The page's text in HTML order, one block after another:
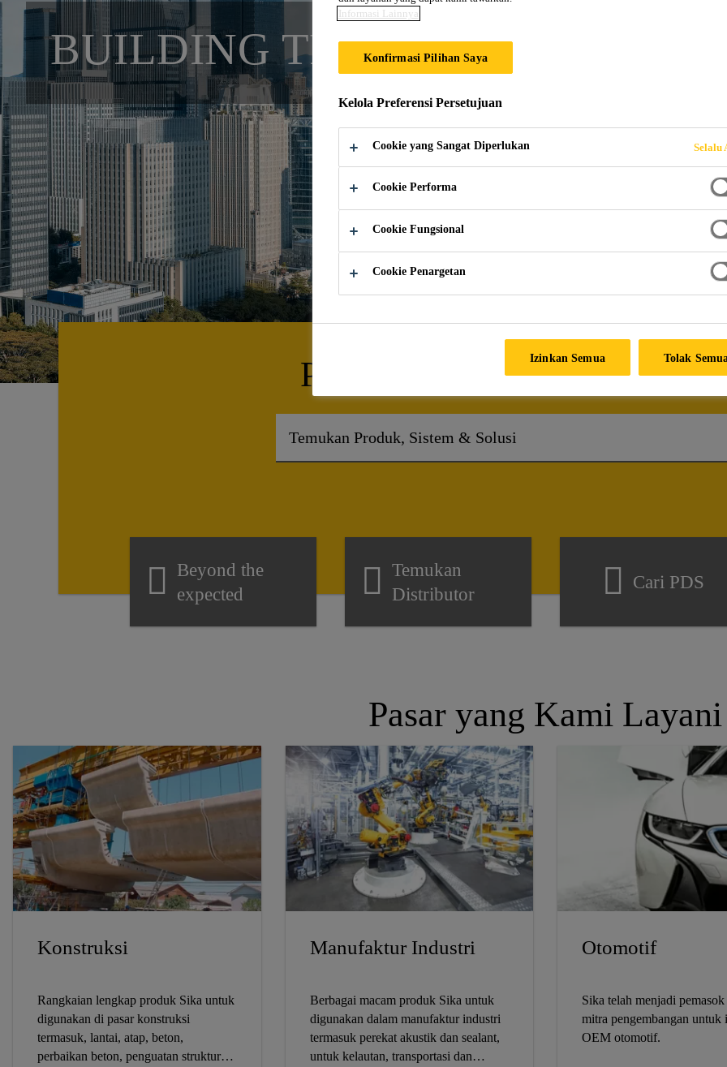
BUILDING TRUST | SIKA
Proyek apa yang bisa kami
Beyond the
expected
Temukan
Distributor
Cari PDS
Pasar yang Kami Layani
Konstruksi
Rangkaian lengkap produk Sika untuk
digunakan di pasar konstruksi
termasuk, lantai, atap, beton,
perbaikan beton, penguatan struktural,
Manufaktur Industri
Berbagai macam produk Sika untuk
digunakan dalam manufaktur industri
termasuk perekat akustik dan sealant,
untuk kelautan, transportasi dan
Otomotif
Sika telah menjadi pemasok
mitra pengembangan untuk
OEM otomotif.
Informasi Lainnya
Konfirmasi Pilihan Saya
Kelola Preferensi Persetujuan
Cookie yang Sangat Diperlukan Selalu
Cookie Performa
Cookie Fungsional
Cookie Penargetan
Tolak
Izinkan Semua